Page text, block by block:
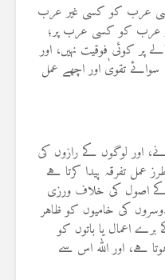
کسی عرب کو کسی غیر عرب
عرب کو کسی عرب پر؛
کوئی فوقیت نہیں، اور
تقویٰ اور اچھے عمل
اور لوگوں کے رازوں کی
عمل تفرقہ پیدا کرتا ہے
اصول کی خلاف ورزی
کی خامیوں کو ظاہر
اعمال یا باتوں کو
ہے، اور اللہ اس سے